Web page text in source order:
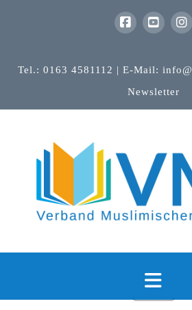
Tel.: 0163 4581112 | E-Mail:
Newsletter